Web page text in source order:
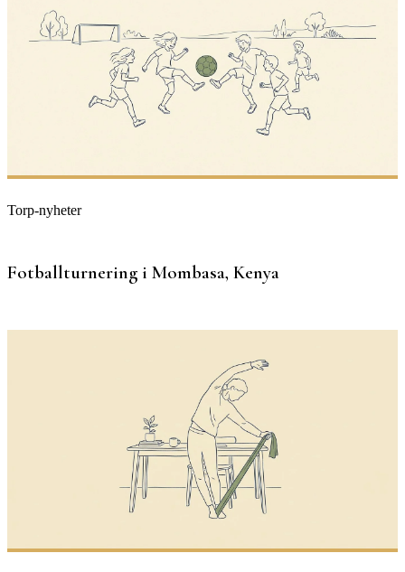
Torp-nyheter
Fotballturnering i Mombasa, Kenya